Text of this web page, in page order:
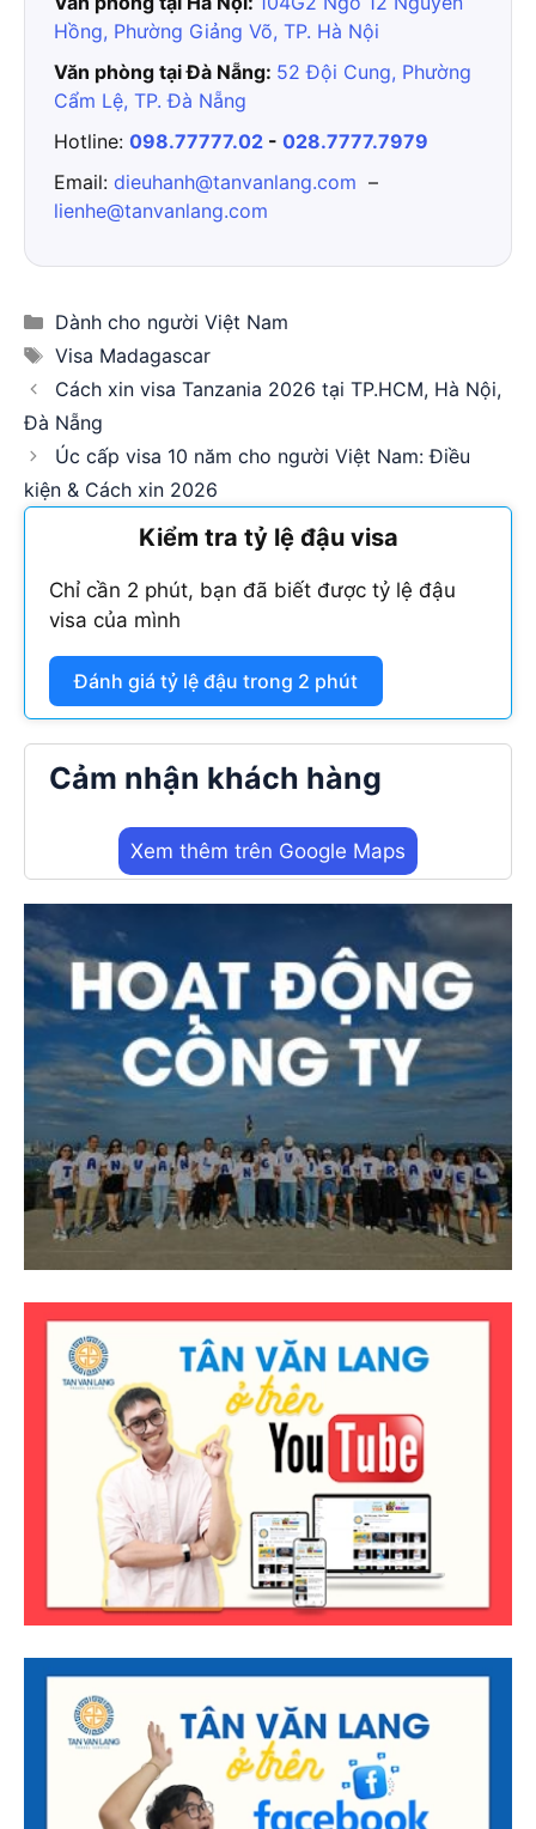
Hồng, Phường Giảng Võ, TP. Hà Nội
Văn phòng tại Đà Nẵng: 52 Đội Cung, Phường
Cẩm Lệ, TP. Đà Nẵng
Hotline: 098.77777.02 - 028.7777.7979
Email: dieuhanh@tanvanlang.com –
lienhe@tanvanlang.com
Categories
Dành cho người Việt Nam
Tags
Visa Madagascar
Cách xin visa Tanzania 2026 tại TP.HCM, Hà Nội,
Đà Nẵng
Úc cấp visa 10 năm cho người Việt Nam: Điều
kiện & Cách xin 2026
Kiểm tra tỷ lệ đậu visa
Chỉ cần 2 phút, bạn đã biết được tỷ lệ đậu
visa của mình
Đánh giá tỷ lệ đậu trong 2 phút
Cảm nhận khách hàng
Xem thêm trên Google Maps